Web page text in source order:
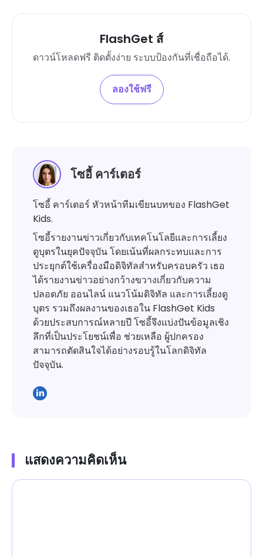
FlashGet ส์
ดาวน์โหลดฟรี ติดตั้งง่าย ระบบป้องกันที่เชื่อถือได้.
ลองใช้ฟรี
โซอี้ คาร์เตอร์
โซอี้ คาร์เตอร์ หัวหน้าทีมเขียนบทของ FlashGet
Kids.
โซอี้รายงานข่าวเกี่ยวกับเทคโนโลยีและการเลี้ยง
ดูบุตรในยุคปัจจุบัน โดยเน้นที่ผลกระทบและการ
ประยุกต์ใช้เครื่องมือดิจิทัลสำหรับครอบครัว เธอ
ได้รายงานข่าวอย่างกว้างขวางเกี่ยวกับความ
ปลอดภัย ออนไลน์ แนวโน้มดิจิทัล และการเลี้ยงดู
บุตร รวมถึงผลงานของเธอใน FlashGet Kids
ด้วยประสบการณ์หลายปี โซอี้จึงแบ่งปันข้อมูลเชิง
ลึกที่เป็นประโยชน์เพื่อ ช่วยเหลือ ผู้ปกครอง
สามารถตัดสินใจได้อย่างรอบรู้ในโลกดิจิทัล
ปัจจุบัน.
แสดงความคิดเห็น